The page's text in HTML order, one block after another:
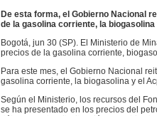
De esta forma, el Gobierno Nacional
de la gasolina corriente, la
Bogotá, jun 30 (SP). El Ministerio de
precios de la gasolina corriente,
Para este mes, el Gobierno Nacional
gasolina corriente, la biogasolina y el
Según el Ministerio, los recursos del
se ha presentado en los precios del